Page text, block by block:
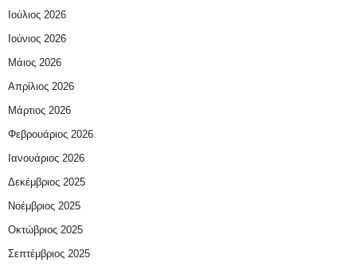
Ιούλιος 2026
Ιούνιος 2026
Μάιος 2026
Απρίλιος 2026
Μάρτιος 2026
Φεβρουάριος 2026
Ιανουάριος 2026
Δεκέμβριος 2025
Νοέμβριος 2025
Οκτώβριος 2025
Σεπτέμβριος 2025